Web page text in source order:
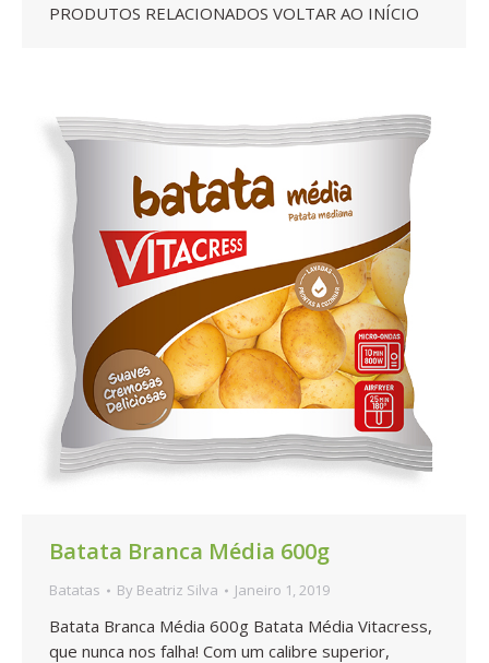
PRODUTOS RELACIONADOS VOLTAR AO INÍCIO
Batata Branca Média 600g
Batatas By Beatriz Silva Janeiro 1, 2019
Batata Branca Média 600g Batata Média Vitacress,
que nunca nos falha! Com um calibre superior,